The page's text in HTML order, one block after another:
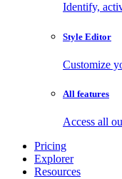
Identify,
Style Editor
Customize
All features
Access all
Pricing
Explorer
Resources